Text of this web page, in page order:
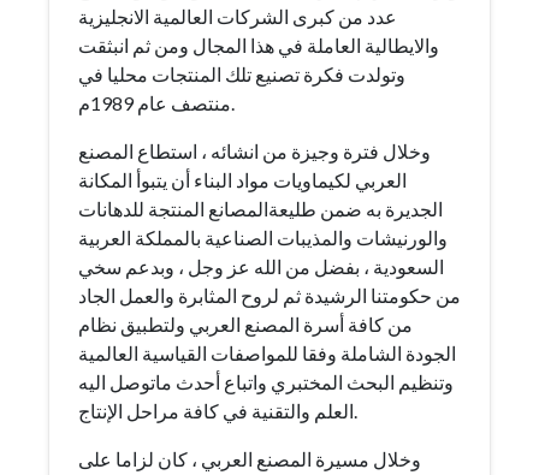
عدد من كبرى الشركات العالمية الانجليزية
والايطالية العاملة في هذا المجال ومن ثم انبثقت
وتولدت فكرة تصنيع تلك المنتجات محليا في
منتصف عام 1989م.
وخلال فترة وجيزة من انشائه ، استطاع المصنع
العربي لكيماويات مواد البناء أن يتبوأ المكانة
الجديرة به ضمن طليعةالمصانع المنتجة للدهانات
والورنيشات والمذيبات الصناعية بالمملكة العربية
السعودية ، بفضل من الله عز وجل ، وبدعم سخي
من حكومتنا الرشيدة ثم لروح المثابرة والعمل الجاد
من كافة أسرة المصنع العربي ولتطبيق نظام
الجودة الشاملة وفقا للمواصفات القياسية العالمية
وتنظيم البحث المختبري واتباع أحدث ماتوصل اليه
العلم والتقنية في كافة مراحل الإنتاج.
وخلال مسيرة المصنع العربي ، كان لزاما على